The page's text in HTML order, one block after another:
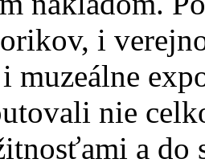
i
muzeálne
nie
a do